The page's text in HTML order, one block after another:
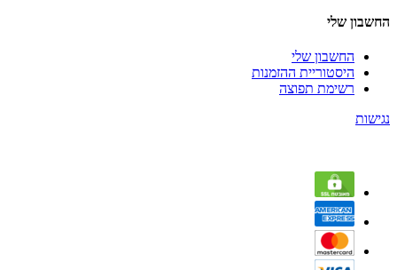
החשבון שלי
החשבון שלי
היסטוריית ההזמנות
רשימת תפוצה
נגישות